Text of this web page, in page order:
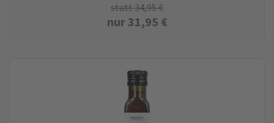
statt34,95€
nur31,95 €